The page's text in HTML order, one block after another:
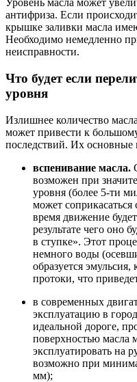
Уровень масла может
антифриза. Если
крышке заливки масла
Необходимо немедленно
неисправности.
Что будет если
уровня
Излишнее количество
может привести к
последствий. Их основные
вспенивание масла.
возможен при
уровня (более 5-ти
может
время движение
результате чего оно
в ступке». Этот
немного воды
образуется
протоки, что
в современных
эксплуатацию в
идеальной дороге,
поверхностью масла
эксплуатировать на
возможно при
мм);